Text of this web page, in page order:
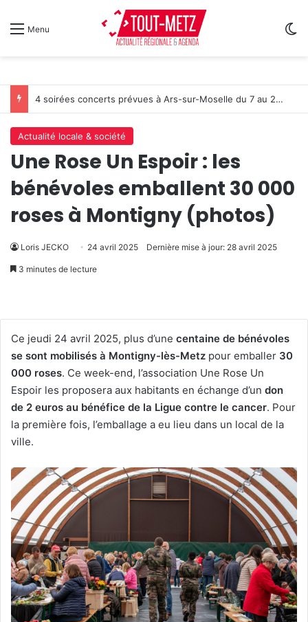
Menu
Metz : J-1 avant le cinéma plein air au Plan d’Eau
Actualité locale & société
Une Rose Un Espoir : les
bénévoles emballent 30 000
roses à Montigny (photos)
Loris JECKO 24 avril 2025 Dernière mise à jour: 28 avril 2025
3 minutes de lecture
Ce jeudi 24 avril 2025, plus d’une centaine de bénévoles
se sont mobilisés à Montigny-lès-Metz pour emballer 30
000 roses. Ce week-end, l’association Une Rose Un
Espoir les proposera aux habitants en échange d’un don
de 2 euros au bénéfice de la Ligue contre le cancer. Pour
la première fois, l’emballage a eu lieu dans un local de la
ville.